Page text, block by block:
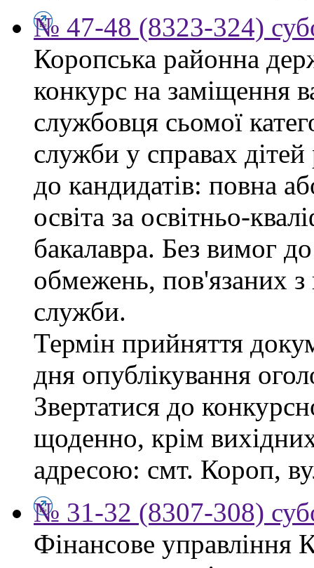
№ 47-48 (8323-324)
Коропська районна
конкурс на заміщення
службовця сьомої
служби у справах
до кандидатів: повна
освіта за освітньо-
бакалавра. Без вимог
обмежень, пов'язаних
служби.
Термін прийняття
дня опублікування
Звертатися до
щоденно, крім
адресою: смт. Короп,
№ 31-32 (8307-308)
Фінансове управління